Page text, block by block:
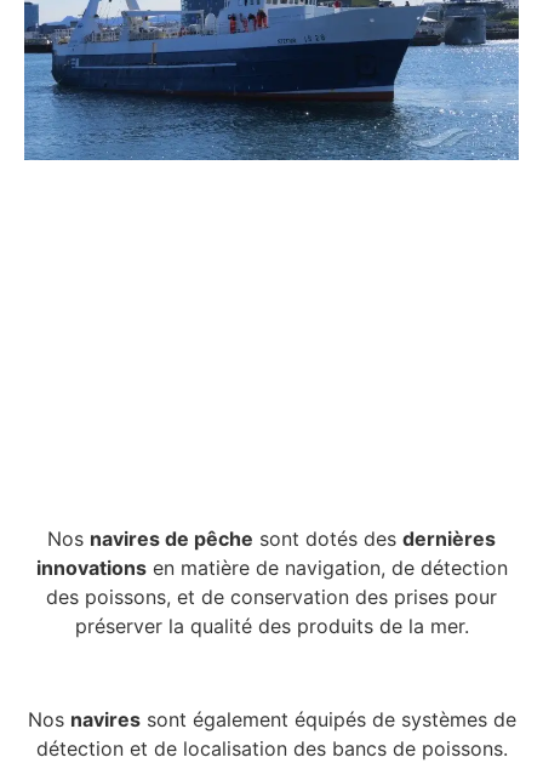
Nos navires de pêche sont dotés des dernières
innovationsen matière de navigation, de détection
des poissons, et de conservation des prises pour
préserver la qualité des produits de la mer.
Nos naviressont également équipés de systèmes de
détection et de localisation des bancs de poissons.